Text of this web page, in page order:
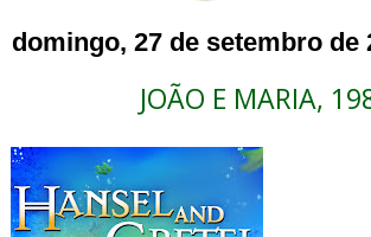
domingo, 27 de setembro de
JOÃO E MARIA,